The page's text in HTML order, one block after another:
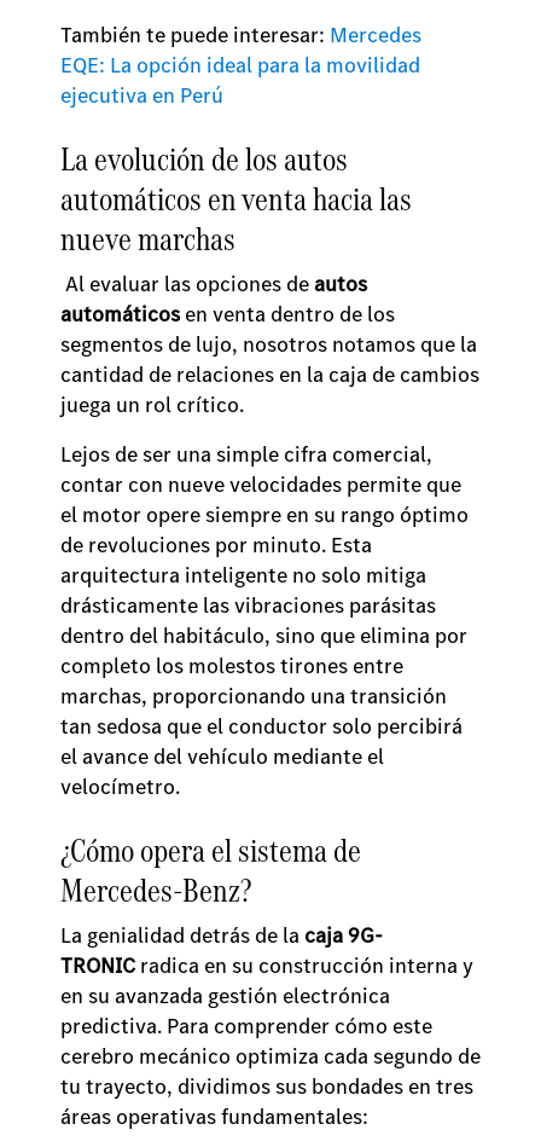
También te puede interesar: Mercedes
EQE: La opción ideal para la movilidad
ejecutiva en Perú
La evolución de los autos
automáticos en venta hacia las
nueve marchas
Al evaluar las opciones de autos
automáticosen venta dentro de los
segmentos de lujo, nosotros notamos que la
cantidad de relaciones en la caja de cambios
juega un rol crítico.
Lejos de ser una simple cifra comercial,
contar con nueve velocidades permite que
el motor opere siempre en su rango óptimo
de revoluciones por minuto. Esta
arquitectura inteligente no solo mitiga
drásticamente las vibraciones parásitas
dentro del habitáculo, sino que elimina por
completo los molestos tirones entre
marchas, proporcionando una transición
tan sedosa que el conductor solo percibirá
el avance del vehículo mediante el
velocímetro.
¿Cómo opera el sistema de
Mercedes-Benz?
La genialidad detrás de la caja 9G-
TRONIC radica en su construcción interna y
en su avanzada gestión electrónica
predictiva. Para comprender cómo este
cerebro mecánico optimiza cada segundo de
tu trayecto, dividimos sus bondades en tres
áreas operativas fundamentales: